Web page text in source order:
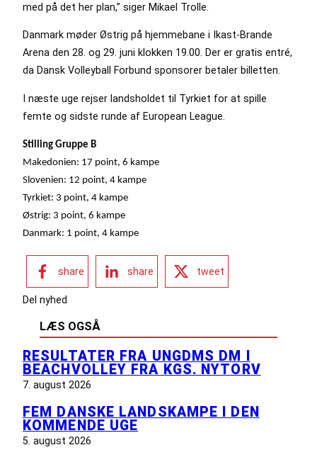
med på det her plan,” siger Mikael Trolle.
Danmark møder Østrig på hjemmebane i Ikast-Brande
Arena den 28. og 29. juni klokken 19.00. Der er gratis entré,
da Dansk Volleyball Forbund sponsorer betaler billetten.
I næste uge rejser landsholdet til Tyrkiet for at spille
femte og sidste runde af European League.
Stilling Gruppe B
Makedonien: 17 point, 6 kampe
Slovenien: 12 point, 4 kampe
Tyrkiet: 3 point, 4 kampe
Østrig: 3 point, 6 kampe
Danmark: 1 point, 4 kampe
share share tweet
Del nyhed
LÆS OGSÅ
RESULTATER FRA UNGDMS DM I
BEACHVOLLEY FRA KGS. NYTORV
7. august 2026
FEM DANSKE LANDSKAMPE I DEN
KOMMENDE UGE
5. august 2026